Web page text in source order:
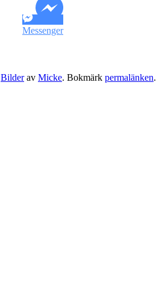
Messenger
Bilderav Micke. Bokmärk permalänken.